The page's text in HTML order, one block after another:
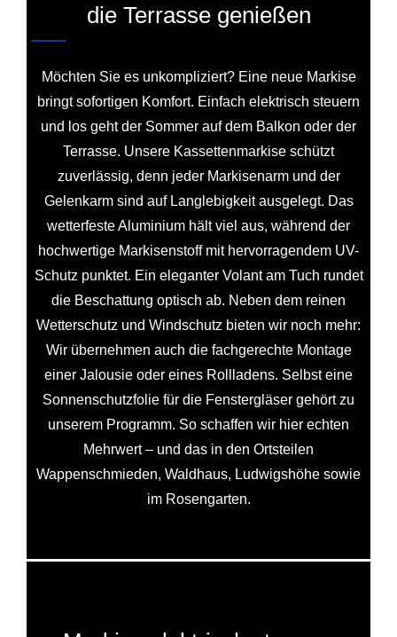
die Terrasse genießen
Möchten Sie es unkompliziert? Eine neue Markise
bringt sofortigen Komfort. Einfach elektrisch steuern
und los geht der Sommer auf dem Balkon oder der
Terrasse. Unsere Kassettenmarkise schützt
zuverlässig, denn jeder Markisenarm und der
Gelenkarm sind auf Langlebigkeit ausgelegt. Das
wetterfeste Aluminium hält viel aus, während der
hochwertige Markisenstoff mit hervorragendem UV-
Schutz punktet. Ein eleganter Volant am Tuch rundet
die Beschattung optisch ab. Neben dem reinen
Wetterschutz und Windschutz bieten wir noch mehr:
Wir übernehmen auch die fachgerechte Montage
einer Jalousie oder eines Rollladens. Selbst eine
Sonnenschutzfolie für die Fenstergläser gehört zu
unserem Programm. So schaffen wir hier echten
Mehrwert – und das in den Ortsteilen
Wappenschmieden, Waldhaus, Ludwigshöhe sowie
im Rosengarten.